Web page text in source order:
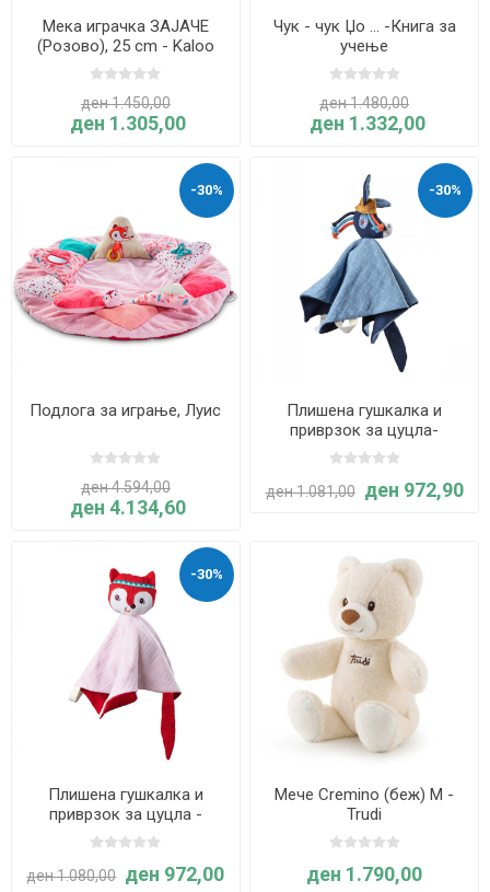
Мека играчка ЗАЈАЧЕ
(Розово), 25 cm - Kaloo
ден 1.450,00
ден 1.305,00
Чук - чук Џо … -Книга за
учење
ден 1.480,00
ден 1.332,00
-30%
Подлога за играње, Луис
ден 4.594,00
ден 4.134,60
-30%
Плишена гушкалка и
приврзок за цуцла-
ИГНАС - Lilliputiens
ден 1.081,00 ден 972,90
-30%
Плишена гушкалка и
приврзок за цуцла -
АЛИС- Lilliputiens
ден 1.080,00 ден 972,00
Мече Cremino (беж) M -
Trudi
ден 1.790,00